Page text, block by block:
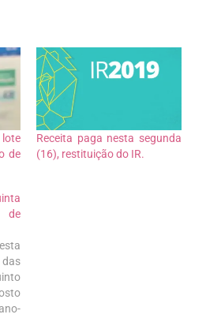
lote
de
Receita paga nesta segunda
(16), restituição do IR.
de